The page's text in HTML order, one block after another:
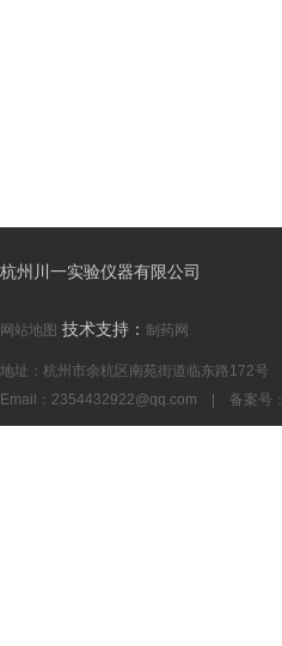
杭州川一实验仪器有限公司
网站地图 技术支持： 制药网
地址：杭州市余杭区南苑街道临东路172号
Email： 2354432922@qq.com | 备案号：